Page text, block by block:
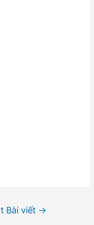
Bài viết →